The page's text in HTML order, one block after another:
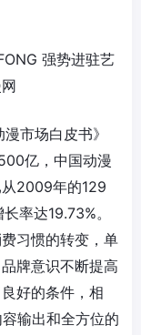
市场白皮书》
亿，中国动漫
2009年的129
率达19.73%。
习惯的转变，单
牌意识不断提高
好的条件，相
输出和全方位的